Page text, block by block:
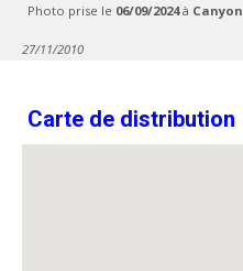
Photo prise le 06/09/2024à Canyon
27/11/2010
Carte de distribution